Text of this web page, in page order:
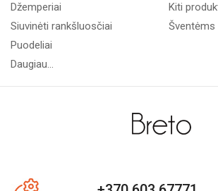
Džemperiai
Siuvinėti rankšluosčiai
Puodeliai
Daugiau...
Kiti
Šventėms